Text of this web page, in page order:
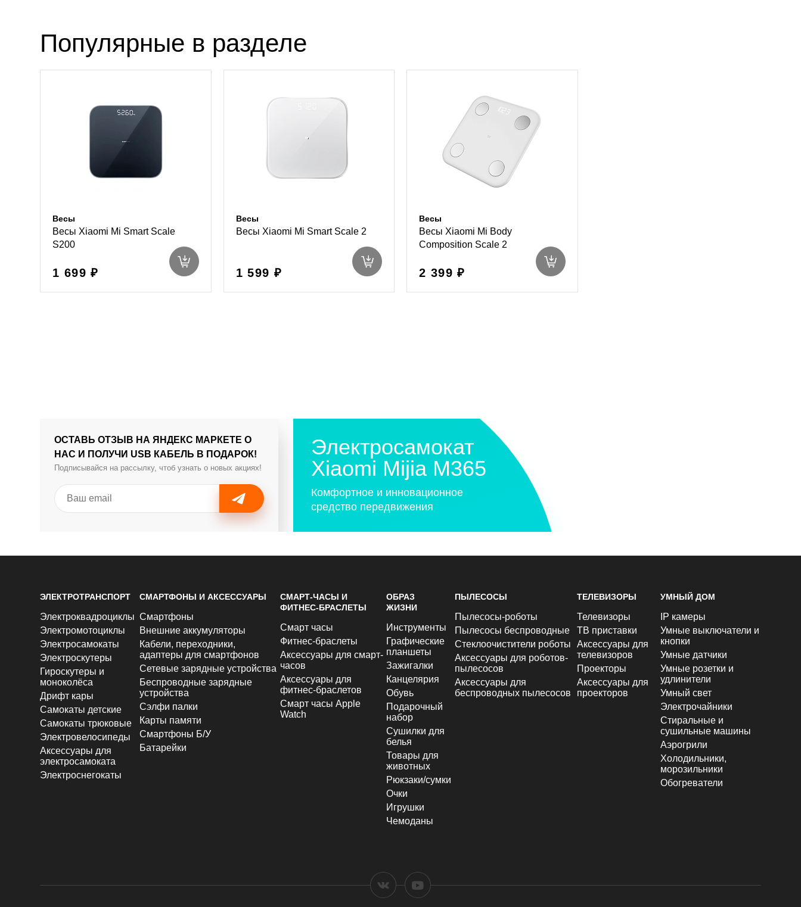
Популярные в разделе
Весы
Весы Xiaomi Mi Smart Scale
S200
1 699 ₽
Весы
Весы Xiaomi Mi Smart Scale 2
1 599 ₽
Весы
Весы Xiaomi Mi Body
Composition Scale 2
2 399 ₽
ОСТАВЬ ОТЗЫВ НА ЯНДЕКС МАРКЕТЕ О
НАС И ПОЛУЧИ USB КАБЕЛЬ В ПОДАРОК!
Подписывайся на рассылку, чтоб узнать о новых акциях!
Электросамокат
Xiaomi Mijia M365
Комфортное и инновационное
средство передвижения
ЭЛЕКТРОТРАНСПОРТ
Электроквадроциклы
Электромотоциклы
Электросамокаты
Электроскутеры
Гироскутеры и
моноколёса
Дрифт кары
Самокаты детские
Самокаты трюковые
Электровелосипеды
Аксессуары для
электросамоката
Электроснегокаты
СМАРТФОНЫ И АКСЕССУАРЫ
Смартфоны
Внешние аккумуляторы
Кабели, переходники,
адаптеры для смартфонов
Сетевые зарядные устройства
Беспроводные зарядные
устройства
Сэлфи палки
Карты памяти
Смартфоны Б/У
Батарейки
СМАРТ-ЧАСЫ И
ФИТНЕС-БРАСЛЕТЫ
Смарт часы
Фитнес-браслеты
Аксессуары для смарт-
часов
Аксессуары для
фитнес-браслетов
Смарт часы Apple
Watch
ОБРАЗ
ЖИЗНИ
Инструменты
Графические
планшеты
Зажигалки
Канцелярия
Обувь
Подарочный
набор
Сушилки для
белья
Товары для
животных
Рюкзаки/сумки
Очки
Игрушки
Чемоданы
ПЫЛЕСОСЫ
Пылесосы-роботы
Пылесосы беспроводные
Стеклоочистители роботы
Аксессуары для роботов-
пылесосов
Аксессуары для
беспроводных пылесосов
ТЕЛЕВИЗОРЫ
Телевизоры
ТВ приставки
Аксессуары для
телевизоров
Проекторы
Аксессуары для
проекторов
УМНЫЙ ДОМ
IP камеры
Умные выключатели и
кнопки
Умные датчики
Умные розетки и
удлинители
Умный свет
Электрочайники
Стиральные и
сушильные машины
Аэрогрили
Холодильники,
морозильники
Обогреватели